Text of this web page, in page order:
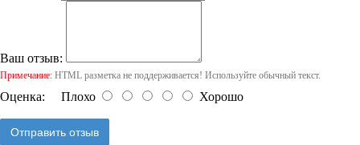
Ваш отзыв:
Примечание: HTML разметка не поддерживается! Используйте обычный текст.
Оценка: Плохо Хорошо
Отправить отзыв